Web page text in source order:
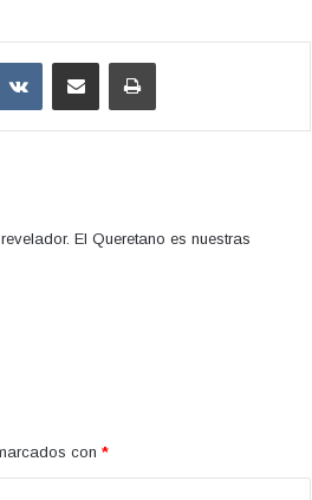
VKontakteCompartir por correo electrónicoImprimir
El Queretano es nuestras
con *